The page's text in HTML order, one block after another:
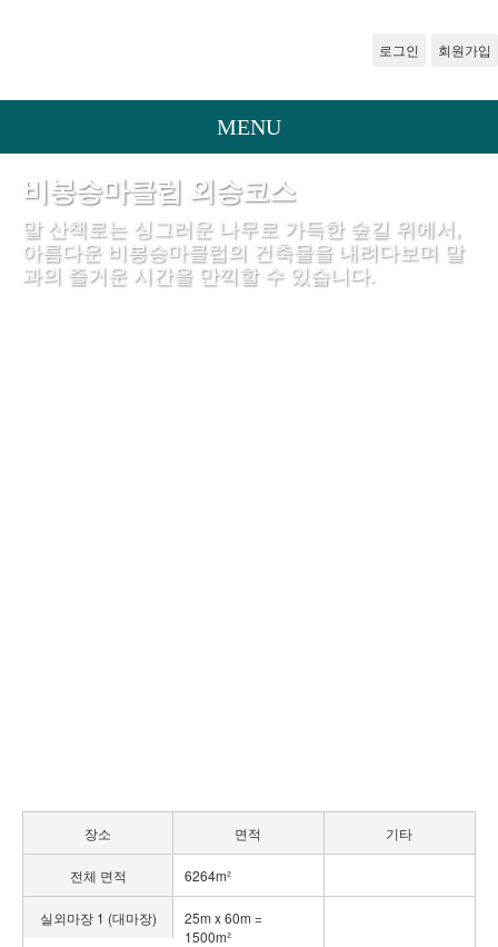
로그인 회원가입
MENU
비봉승마클럽 외승코스
말 산책로는 싱그러운 나무로 가득한 숲길 위에서,
아름다운 비봉승마클럽의 건축물을 내려다보며 말
과의 즐거운 시간을 만끽할 수 있습니다.
장소 면적 기타
전체 면적 6264m²
실외마장 1 (대마장)
25m x 60m =
1500m²